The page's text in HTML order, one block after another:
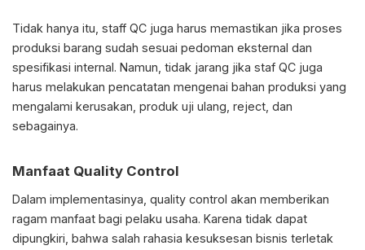
Tidak hanya itu, staff QC juga harus memastikan jika proses
produksi barang sudah sesuai pedoman eksternal dan
spesifikasi internal. Namun, tidak jarang jika staf QC juga
harus melakukan pencatatan mengenai bahan produksi yang
mengalami kerusakan, produk uji ulang, reject, dan
sebagainya.
Manfaat Quality Control
Dalam implementasinya, quality control akan memberikan
ragam manfaat bagi pelaku usaha. Karena tidak dapat
dipungkiri, bahwa salah rahasia kesuksesan bisnis terletak